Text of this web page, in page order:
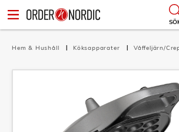
Hem & Hushåll Köksapparater Våffeljärn/